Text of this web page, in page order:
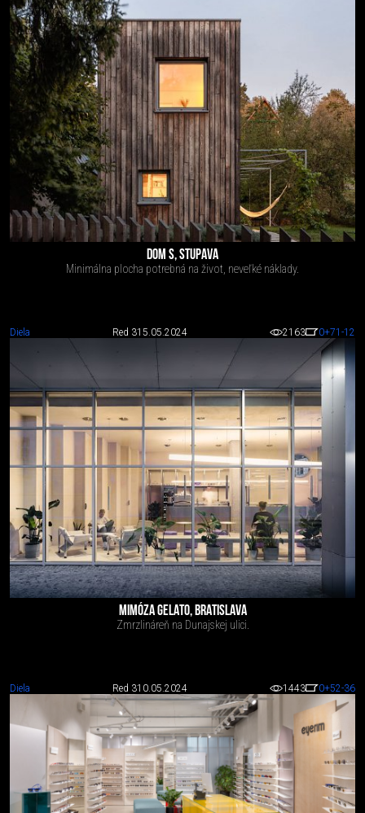
DOM S, STUPAVA
Minimálna plocha potrebná na život, neveľké náklady.
Diela Red 315.05.2024 2163 0+71 -12
MIMÓZA GELATO, BRATISLAVA
Zmrzlináreň na Dunajskej ulici.
Diela Red 310.05.2024 1443 0+52-36